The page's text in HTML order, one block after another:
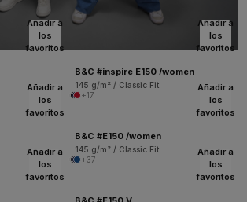
Añadir a
los
favoritos
Añadir a
los
favoritos
B&C #inspire E150 /women
145 g/m² / Classic Fit
+17
Añadir a
los
favoritos
Añadir a
los
favoritos
B&C #E150 /women
145 g/m² / Classic Fit
+37
Añadir a
los
favoritos
Añadir a
los
favoritos